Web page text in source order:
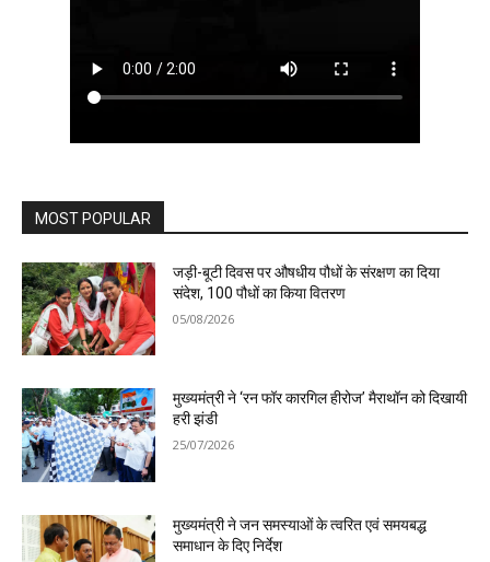
MOST POPULAR
जड़ी-बूटी दिवस पर औषधीय पौधों के संरक्षण का दिया
संदेश, 100 पौधों का किया वितरण
05/08/2026
मुख्यमंत्री ने ‘रन फॉर कारगिल हीरोज’ मैराथॉन को दिखायी
हरी झंडी
25/07/2026
मुख्यमंत्री ने जन समस्याओं के त्वरित एवं समयबद्ध
समाधान के दिए निर्देश